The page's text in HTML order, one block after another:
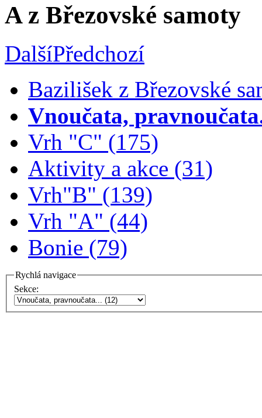
A z Březovské samoty
DalšíPředchozí
Bazilišek z Březovské
Vnoučata,
Vrh "C" (175)
Aktivity a akce (31)
Vrh"B" (139)
Vrh "A" (44)
Bonie (79)
Rychlá navigace
Sekce: